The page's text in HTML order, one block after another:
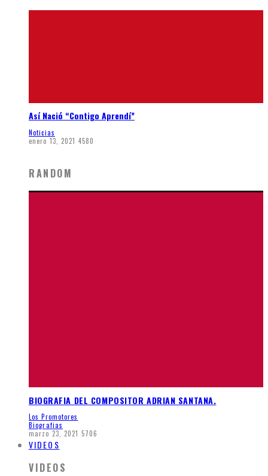
Así Nació “Contigo Aprendí”
Noticias
enero 13, 2021 4580
RANDOM
BIOGRAFIA DEL COMPOSITOR ADRIAN SANTANA.
Los Promotores
Biografias
marzo 23, 2021 5706
VIDEOS
VIDEOS